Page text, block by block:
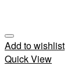
Add to wishlist
Quick View